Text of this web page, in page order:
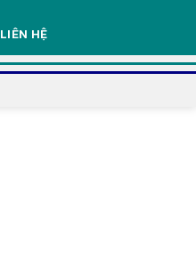
LIÊN HỆ